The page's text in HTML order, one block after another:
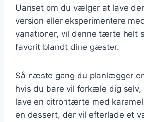
Uanset om du vælger at lave
version eller eksperimentere
variationer, vil denne tærte helt
favorit blandt dine gæster.
Så næste gang du planlægger
hvis du bare vil forkæle dig selv,
lave en citrontærte med
en dessert, der vil efterlade et